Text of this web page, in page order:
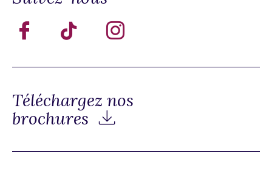
Téléchargez nos
brochures